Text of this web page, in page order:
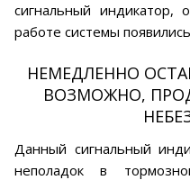
сигнальный индикатор,
работе системы
НЕМЕДЛЕННО
ВОЗМОЖНО,
Данный сигнальный
неполадок в